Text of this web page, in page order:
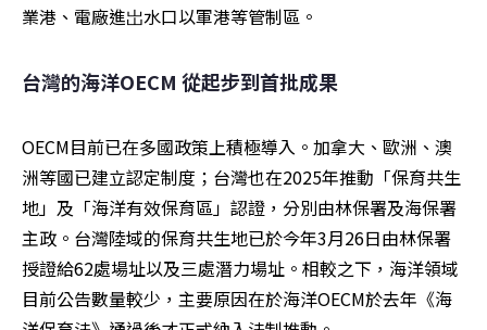
業港、電廠進岀水口以軍港等管制區。
台灣的海洋OECM 從起步到首批成果
OECM目前已在多國政策上積極導入。加拿大、歐洲、澳
洲等國已建立認定制度；台灣也在2025年推動「保育共生
地」及「海洋有效保育區」認證，分別由林保署及海保署
主政。台灣陸域的保育共生地已於今年3月26日由林保署
授證給62處場址以及三處潛力場址。相較之下，海洋領域
目前公告數量較少，主要原因在於海洋OECM於去年《海